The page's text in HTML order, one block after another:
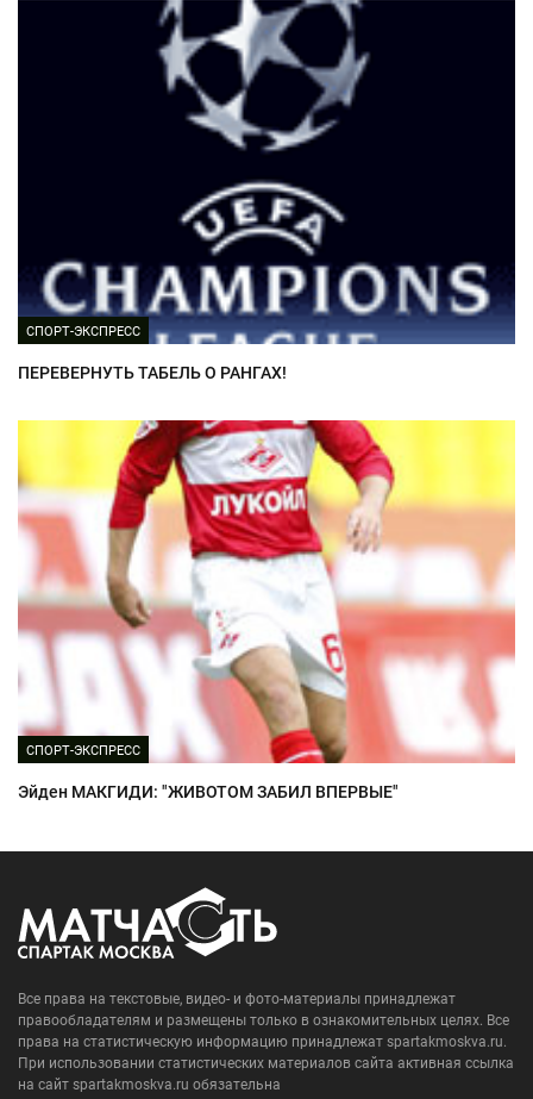
СПОРТ-ЭКСПРЕСС
ПЕРЕВЕРНУТЬ ТАБЕЛЬ О РАНГАХ!
СПОРТ-ЭКСПРЕСС
Эйден МАКГИДИ: "ЖИВОТОМ ЗАБИЛ ВПЕРВЫЕ"
Все права на текстовые, видео- и фото-материалы принадлежат
правообладателям и размещены только в ознакомительных целях. Все
права на статистическую информацию принадлежат spartakmoskva.ru.
При использовании статистических материалов сайта активная ссылка
на сайт spartakmoskva.ru обязательна